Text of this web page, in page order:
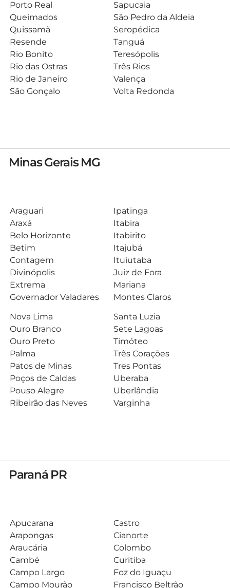
Porto Real
Queimados
Quissamã
Resende
Rio Bonito
Rio das Ostras
Rio de Janeiro
São Gonçalo
Sapucaia
São Pedro da Aldeia
Seropédica
Tanguá
Teresópolis
Três Rios
Valença
Volta Redonda
Minas Gerais MG
Araguari
Araxá
Belo Horizonte
Betim
Contagem
Divinópolis
Extrema
Governador Valadares
Ipatinga
Itabira
Itabirito
Itajubá
Ituiutaba
Juiz de Fora
Mariana
Montes Claros
Nova Lima
Ouro Branco
Ouro Preto
Palma
Patos de Minas
Poços de Caldas
Pouso Alegre
Ribeirão das Neves
Santa Luzia
Sete Lagoas
Timóteo
Três Corações
Tres Pontas
Uberaba
Uberlândia
Varginha
Paraná PR
Apucarana
Arapongas
Araucária
Cambé
Campo Largo
Campo Mourão
Castro
Cianorte
Colombo
Curitiba
Foz do Iguaçu
Francisco Beltrão